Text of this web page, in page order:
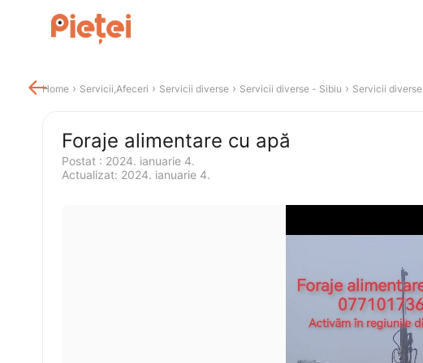
Home › Servicii,Afeceri › Servicii diverse › Servicii diverse - Sibiu › Servicii diverse
Foraje alimentare cu apă
Postat : 2024. ianuarie 4.
Actualizat: 2024. ianuarie 4.